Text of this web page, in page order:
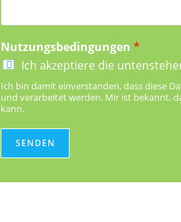
Nutzungsbedingungen *
Ich akzeptiere die
Ich bin damit einverstanden, dass diese
und verarbeitet werden. Mir ist bekannt,
kann.
SENDEN